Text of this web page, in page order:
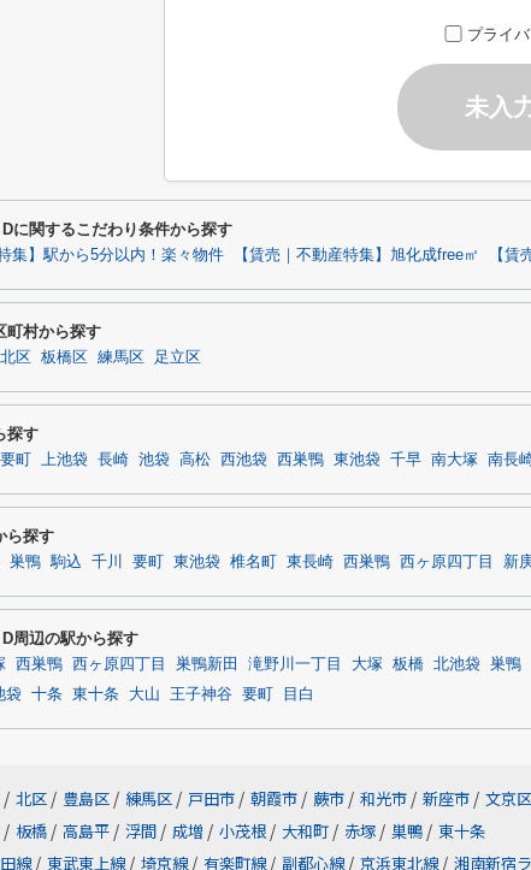
プライ
未入
に関するこだわり条件から探す
集】駅から5分以内！楽々物件 【賃売｜不動産特集】旭化成free㎡ 【賃
町村から探す
北区 板橋区 練馬区 足立区
探す
要町 上池袋 長崎 池袋 高松 西池袋 西巣鴨 東池袋 千早 南大塚 南長
ら探す
巣鴨 駒込 千川 要町 東池袋 椎名町 東長崎 西巣鴨 西ヶ原四丁目 新
周辺の駅から探す
西巣鴨 西ヶ原四丁目 巣鴨新田 滝野川一丁目 大塚 板橋 北池袋 巣鴨
袋 十条 東十条 大山 王子神谷 要町 目白
/ 北区 / 豊島区 / 練馬区 / 戸田市 / 朝霞市 / 蕨市 / 和光市 / 新座市 / 文京区
/ 板橋 / 高島平 / 浮間 / 成増 / 小茂根 / 大和町 / 赤塚 / 巣鴨 / 東十条
線 / 東武東上線 / 埼京線 / 有楽町線 / 副都心線 / 京浜東北線 / 湘南新宿